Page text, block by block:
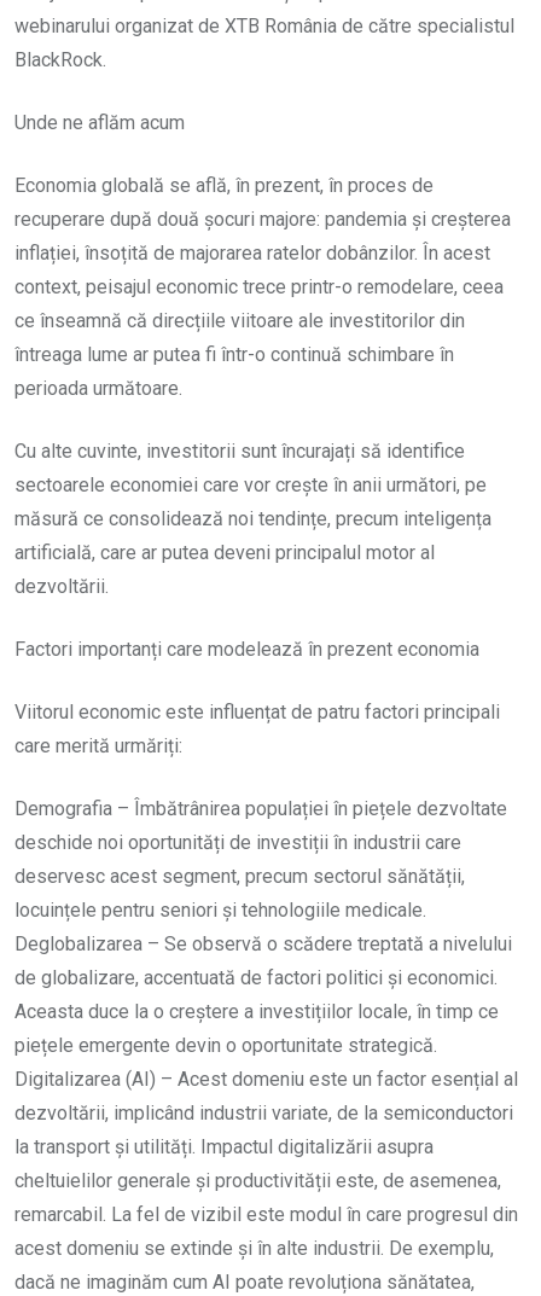
webinarului organizat de XTB România de către specialistul
BlackRock.
Unde ne aflăm acum
Economia globală se află, în prezent, în proces de
recuperare după două șocuri majore: pandemia și creșterea
inflației, însoțită de majorarea ratelor dobânzilor. În acest
context, peisajul economic trece printr-o remodelare, ceea
ce înseamnă că direcțiile viitoare ale investitorilor din
întreaga lume ar putea fi într-o continuă schimbare în
perioada următoare.
Cu alte cuvinte, investitorii sunt încurajați să identifice
sectoarele economiei care vor crește în anii următori, pe
măsură ce consolidează noi tendințe, precum inteligența
artificială, care ar putea deveni principalul motor al
dezvoltării.
Factori importanți care modelează în prezent economia
Viitorul economic este influențat de patru factori principali
care merită urmăriți:
Demografia – Îmbătrânirea populației în piețele dezvoltate
deschide noi oportunități de investiții în industrii care
deservesc acest segment, precum sectorul sănătății,
locuințele pentru seniori și tehnologiile medicale.
Deglobalizarea – Se observă o scădere treptată a nivelului
de globalizare, accentuată de factori politici și economici.
Aceasta duce la o creștere a investițiilor locale, în timp ce
piețele emergente devin o oportunitate strategică.
Digitalizarea (AI) – Acest domeniu este un factor esențial al
dezvoltării, implicând industrii variate, de la semiconductori
la transport și utilități. Impactul digitalizării asupra
cheltuielilor generale și productivității este, de asemenea,
remarcabil. La fel de vizibil este modul în care progresul din
acest domeniu se extinde și în alte industrii. De exemplu,
dacă ne imaginăm cum AI poate revoluționa sănătatea,